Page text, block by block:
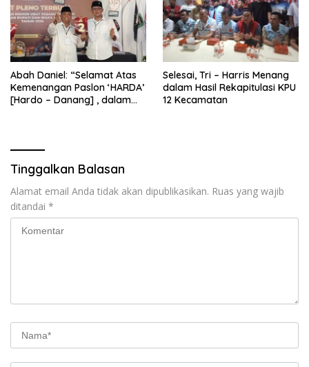
Abah Daniel: “Selamat Atas
Kemenangan Paslon ‘HARDA’
[Hardo – Danang] , dalam
Selesai, Tri – Harris Menang
dalam Hasil Rekapitulasi KPU
12 Kecamatan
Tinggalkan Balasan
Alamat email Anda tidak akan dipublikasikan. Ruas yang wajib
ditandai *